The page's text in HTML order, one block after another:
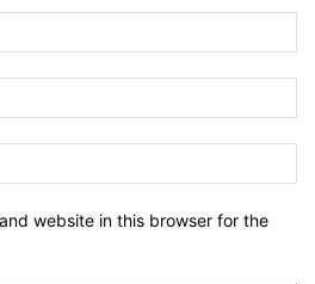
website in this browser for the